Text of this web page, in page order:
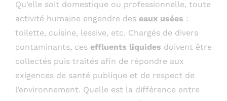
Qu’elle soit domestique ou professionnelle, toute
activité humaine engendre des eaux usées :
toilette, cuisine, lessive, etc. Chargés de divers
contaminants, ces effluents liquides doivent être
collectés puis traités afin de répondre aux
exigences de santé publique et de respect de
l’environnement. Quelle est la différence entre